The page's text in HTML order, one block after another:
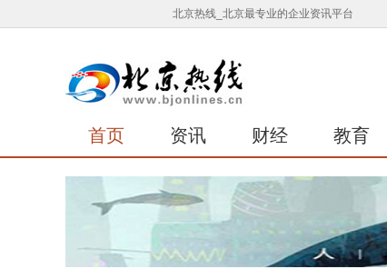
北京热线_北京最专业的企业资讯平台
首页 资讯 财经 教育